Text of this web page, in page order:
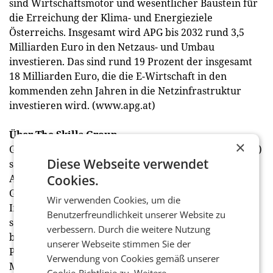
sind Wirtschaftsmotor und wesentlicher Baustein für
die Erreichung der Klima- und Energieziele
Österreichs. Insgesamt wird APG bis 2032 rund 3,5
Milliarden Euro in den Netzaus- und Umbau
investieren. Das sind rund 19 Prozent der insgesamt
18 Milliarden Euro, die die E-Wirtschaft in den
kommenden zehn Jahren in die Netzinfrastruktur
investieren wird. (www.apg.at)
Über The Skills Group
Gegründet 1984, zählt The Skills Group (www.skills.at)
seit beinahe 40 Jahren zu Österreichs führenden PR-
Agenturen. Skills ist spezialisiert auf die
Gesamtkommunikation für Unternehmen und
Institutionen und auf die Umsetzung komplexer und
sensibler Kommunikationsprojekte. Die Agentur
betreut Kunden wie American Express, B&C
Privatstiftung, B&C Industrieholding, EVVA, Google,
Mars, die Therme Wien – ein Resort der VAMED
×
Diese Webseite verwendet
Cookies.
Wir verwenden Cookies, um die
Benutzerfreundlichkeit unserer Website zu
verbessern. Durch die weitere Nutzung
unserer Webseite stimmen Sie der
Verwendung von Cookies gemäß unserer